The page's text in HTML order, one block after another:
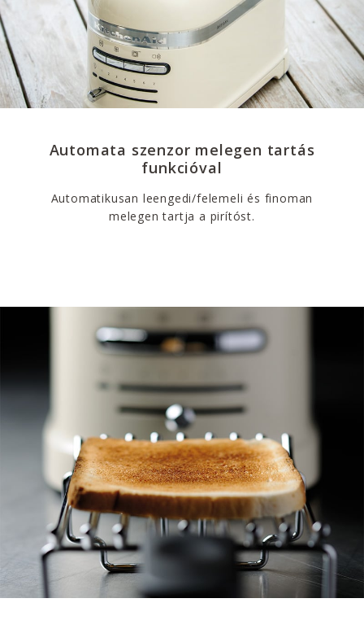
Automata szenzor melegen tartás
funkcióval
Automatikusan leengedi/felemeli és finoman
melegen tartja a pirítóst.